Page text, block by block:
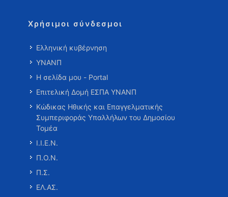
Χρήσιμοι σύνδεσμοι
Ελληνική κυβέρνηση
ΥΝΑΝΠ
Η σελίδα μου - Portal
Επιτελική Δομή ΕΣΠΑ ΥΝΑΝΠ
Κώδικας Ηθικής και Επαγγελματικής
Συμπεριφοράς Υπαλλήλων του Δημοσίου
Τομέα
Ι.Ι.Ε.Ν.
Π.Ο.Ν.
Π.Σ.
ΕΛ.ΑΣ.